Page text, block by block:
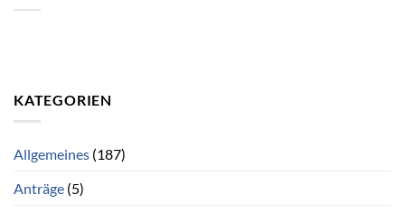
KATEGORIEN
Allgemeines (187)
Anträge (5)